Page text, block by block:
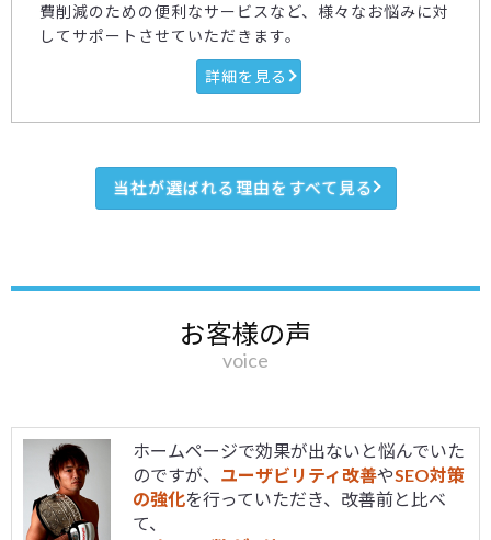
費削減のための便利なサービスなど、様々なお悩みに対
してサポートさせていただきます。
詳細を見る
当社が選ばれる理由をすべて見る
お客様の声
voice
ホームページで効果が出ないと悩んでいた
のですが、 ユーザビリティ改善やSEO対策
の強化を行っていただき、改善前と比べ
て、